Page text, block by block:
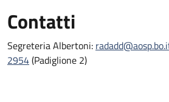
Contatti
Segreteria Albertoni:
2954(Padiglione 2)